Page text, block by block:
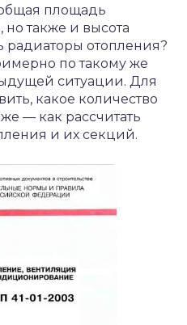
общая площадь
также и высота
радиаторы отопления?
по такому же
ситуации. Для
какое количество
— как рассчитать
и их секций.